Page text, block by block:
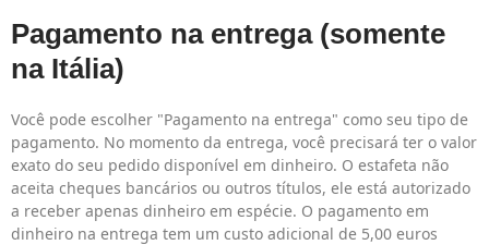
Pagamento na entrega (somente
na Itália)
Você pode escolher "Pagamento na entrega" como seu tipo de
pagamento. No momento da entrega, você precisará ter o valor
exato do seu pedido disponível em dinheiro. O estafeta não
aceita cheques bancários ou outros títulos, ele está autorizado
a receber apenas dinheiro em espécie. O pagamento em
dinheiro na entrega tem um custo adicional de 5,00 euros